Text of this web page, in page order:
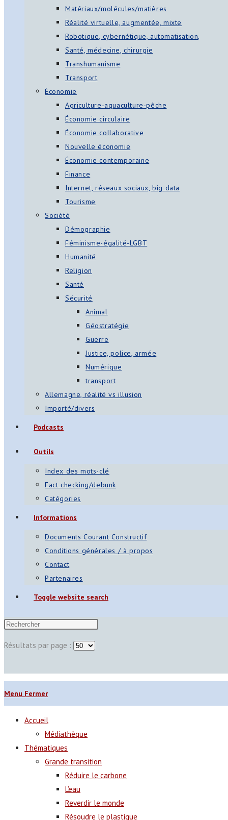
Matériaux/molécules/matières
Réalité virtuelle, augmentée, mixte
Robotique, cybernétique, automatisation,
Santé, médecine, chirurgie
Transhumanisme
Transport
Économie
Agriculture-aquaculture-pêche
Économie circulaire
Économie collaborative
Nouvelle économie
Économie contemporaine
Finance
Internet, réseaux sociaux, big data
Tourisme
Société
Démographie
Féminisme-égalité-LGBT
Humanité
Religion
Santé
Sécurité
Animal
Géostratégie
Guerre
Justice, police, armée
Numérique
transport
Allemagne, réalité vs illusion
Importé/divers
Podcasts
Outils
Index des mots-clé
Fact checking/debunk
Catégories
Informations
Documents Courant Constructif
Conditions générales / à propos
Contact
Partenaires
Toggle website search
Résultats par page :
Menu Fermer
Accueil
Médiathèque
Thématiques
Grande transition
Réduire le carbone
L’eau
Reverdir le monde
Résoudre le plastique